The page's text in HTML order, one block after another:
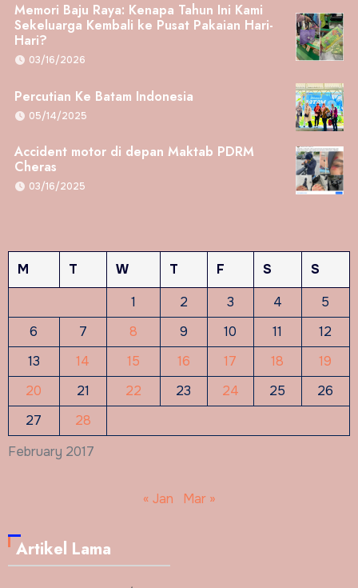
Memori Baju Raya: Kenapa Tahun Ini Kami
Sekeluarga Kembali ke Pusat Pakaian Hari-
Hari?
03/16/2026
Percutian Ke Batam Indonesia
05/14/2025
Accident motor di depan Maktab PDRM
Cheras
03/16/2025
February 2017
M T W T F S
S
1
2 3 4
5
6
7 8 9 10 11
12
13
14 15 16 17 18
19
20
21 22 23 24 25
26
27
28
« Jan Mar »
Artikel Lama